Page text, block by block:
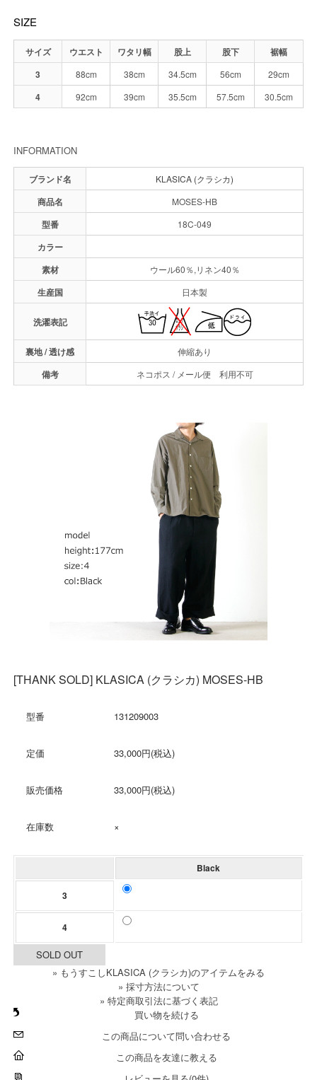
SIZE
サイズ ウエスト ワタリ幅 股上 股下
裾幅
3
88cm 38cm 34.5cm 56cm 29cm
4 92cm 39cm 35.5cm 57.5cm 30.5cm
INFORMATION
ブランド名 KLASICA (クラシカ)
商品名 MOSES-HB
型番 18C-049
カラー
素材
ウール60％,リネン40％
生産国 日本製
洗濯表記
裏地 / 透け感 伸縮あり
備考 ネコポス / メール便 利用不可
[THANK SOLD] KLASICA (クラシカ) MOSES-HB
型番 131209003
定価 33,000円(税込)
販売価格 33,000円(税込)
在庫数 ×
» 採寸方法について
» 特定商取引法に基づく表記
買い物を続ける
この商品について問い合わせる
この商品を友達に教える
Black
3
4
SOLD OUT
» もうすこしKLASICA (クラシカ)のアイテムをみる